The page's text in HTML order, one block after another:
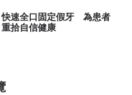
快速全口固定假牙 為患者
重拾自信健康